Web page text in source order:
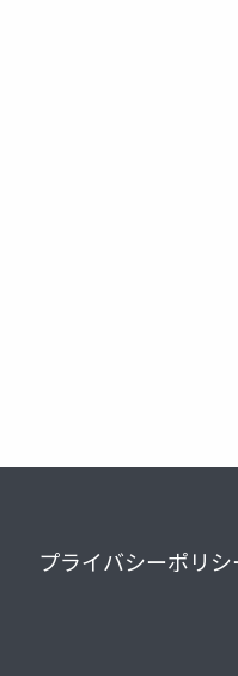
プライバシーポリシ